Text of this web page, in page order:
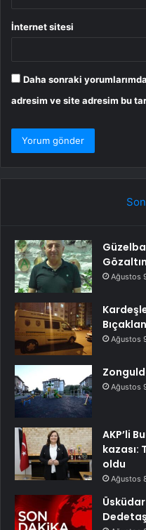
İnternet sitesi
Daha sonraki
adresim ve site adresim bu
Ağustos
Ağustos
Ağustos
AKP’li
kazası:
oldu
Ağustos